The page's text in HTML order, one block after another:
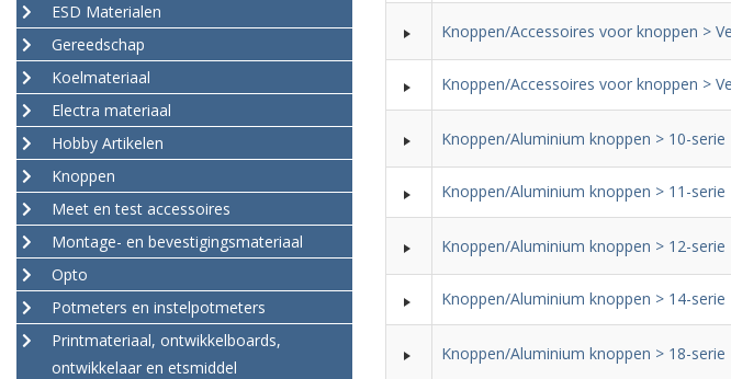
ESD Materialen
Gereedschap
Koelmateriaal
Electra materiaal
Hobby Artikelen
Knoppen
Meet en test accessoires
Montage- en bevestigingsmateriaal
Opto
Potmeters en instelpotmeters
Printmateriaal, ontwikkelboards,
ontwikkelaar en etsmiddel
Knoppen/Accessoires voor knoppen >
Knoppen/Accessoires voor knoppen >
Knoppen/Aluminium knoppen > 10-serie
Knoppen/Aluminium knoppen > 11-serie
Knoppen/Aluminium knoppen > 12-serie
Knoppen/Aluminium knoppen > 14-serie
Knoppen/Aluminium knoppen > 18-serie